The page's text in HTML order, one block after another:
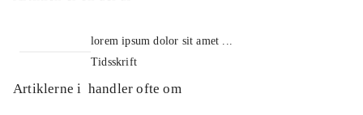
lorem ipsum dolor sit amet ...
Tidsskrift
Artiklerne i handler ofte om